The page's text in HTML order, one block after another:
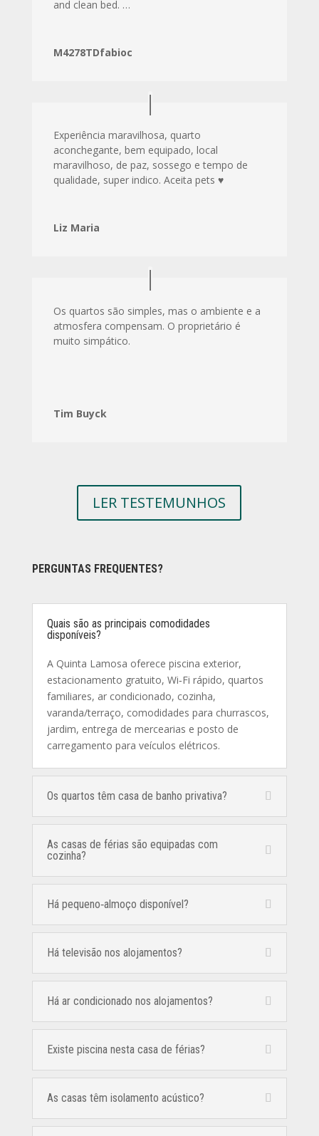
and clean bed. …
M4278TDfabioc
Experiência maravilhosa, quarto
aconchegante, bem equipado, local
maravilhoso, de paz, sossego e tempo de
qualidade, super indico. Aceita pets ♥️
Liz Maria
Os quartos são simples, mas o ambiente e a
atmosfera compensam. O proprietário é
muito simpático.
Tim Buyck
LER TESTEMUNHOS
PERGUNTAS FREQUENTES?
Quais são as principais comodidades
disponíveis?
A Quinta Lamosa oferece piscina exterior,
estacionamento gratuito, Wi‑Fi rápido, quartos
familiares, ar condicionado, cozinha,
varanda/terraço, comodidades para churrascos,
jardim, entrega de mercearias e posto de
carregamento para veículos elétricos.
Os quartos têm casa de banho privativa?
As casas de férias são equipadas com
cozinha?
Há pequeno‑almoço disponível?
Há televisão nos alojamentos?
Há ar condicionado nos alojamentos?
Existe piscina nesta casa de férias?
As casas têm isolamento acústico?